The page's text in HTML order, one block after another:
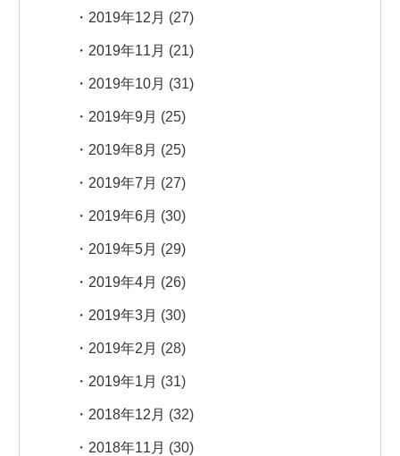
2019年12月 (27)
2019年11月 (21)
2019年10月 (31)
2019年9月 (25)
2019年8月 (25)
2019年7月 (27)
2019年6月 (30)
2019年5月 (29)
2019年4月 (26)
2019年3月 (30)
2019年2月 (28)
2019年1月 (31)
2018年12月 (32)
2018年11月 (30)